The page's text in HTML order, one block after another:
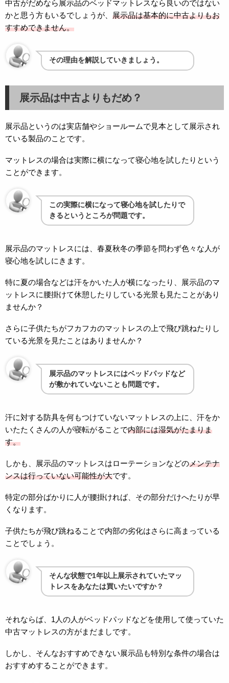
中古がだめなら展示品のベッドマットレスなら良いのではない
かと思う方もいるでしょうが、 展示品は基本的に中古よりもお
すすめできません。
その理由を解説していきましょう。
展示品は中古よりもだめ？
展示品というのは実店舗やショールームで見本として展示され
ている製品のことです。
マットレスの場合は実際に横になって寝心地を試したりという
ことができます。
この実際に横になって寝心地を試したりで
きるというところが問題です。
展示品のマットレスには、春夏秋冬の季節を問わず色々な人が
寝心地を試しにきます。
特に夏の場合などは汗をかいた人が横になったり、展示品のマ
ットレスに腰掛けて休憩したりしている光景も見たことがあり
ませんか？
さらに子供たちがフカフカのマットレスの上で飛び跳ねたりし
ている光景を見たことはありませんか？
展示品のマットレスにはベッドパッドなど
が敷かれていないことも問題です。
汗に対する防具を何もつけていないマットレスの上に、汗をか
いたたくさんの人が寝転がることで内部には湿気がたまりま
す。
しかも、展示品のマットレスはローテーションなどのメンテナ
ンスは行っていない可能性が大です。
特定の部分ばかりに人が腰掛ければ、その部分だけへたりが早
くなります。
子供たちが飛び跳ねることで内部の劣化はさらに高まっている
ことでしょう。
そんな状態で1年以上展示されていたマッ
トレスをあなたは買いたいですか？
それならば、1人の人がベッドパッドなどを使用して使っていた
中古マットレスの方がまだましです。
しかし、そんなおすすめできない展示品も特別な条件の場合は
おすすめすることができます。